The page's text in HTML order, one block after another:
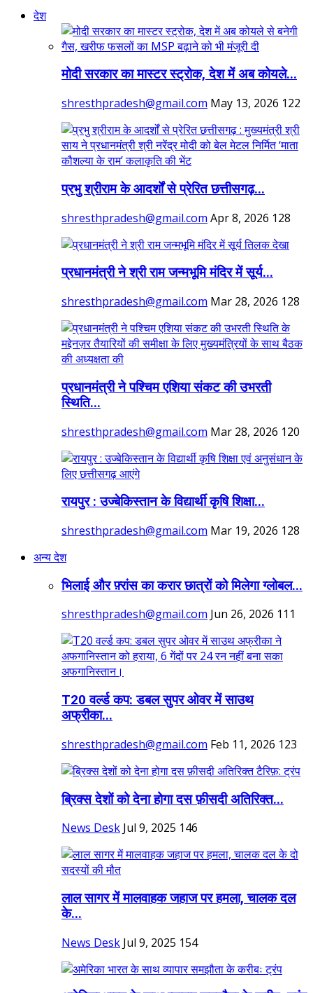
देश
मोदी सरकार का मास्टर स्ट्रोक, देश में अब कोयले...
shresthpradesh@gmail.com May 13, 2026 122
प्रभु श्रीराम के आदर्शों से प्रेरित छत्तीसगढ़...
shresthpradesh@gmail.com Apr 8, 2026 128
प्रधानमंत्री ने श्री राम जन्मभूमि मंदिर में सूर्य...
shresthpradesh@gmail.com Mar 28, 2026 128
प्रधानमंत्री ने पश्चिम एशिया संकट की उभरती
स्थिति...
shresthpradesh@gmail.com Mar 28, 2026 120
रायपुर : उज्बेकिस्तान के विद्यार्थी कृषि शिक्षा...
shresthpradesh@gmail.com Mar 19, 2026 128
अन्य देश
भिलाई और फ़्रांस का करार छात्रों को मिलेगा ग्लोबल...
shresthpradesh@gmail.com Jun 26, 2026 111
T20 वर्ल्ड कप: डबल सुपर ओवर में साउथ
अफ्रीका...
shresthpradesh@gmail.com Feb 11, 2026 123
ब्रिक्स देशों को देना होगा दस फ़ीसदी अतिरिक्त...
News Desk Jul 9, 2025 146
लाल सागर में मालवाहक जहाज पर हमला, चालक दल
के...
News Desk Jul 9, 2025 154